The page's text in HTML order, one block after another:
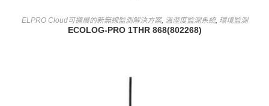
查看內容
ELPRO Cloud可擴展的新無線監測解決方案, 溫溼度監測系統, 環境監測
ECOLOG-PRO 1THR 868(802268)